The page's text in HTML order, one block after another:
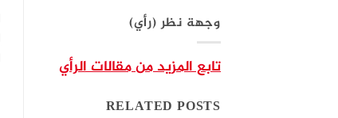
وجهة نظر (رأي)
تابع المزيد من مقالات الرأي
RELATED POSTS